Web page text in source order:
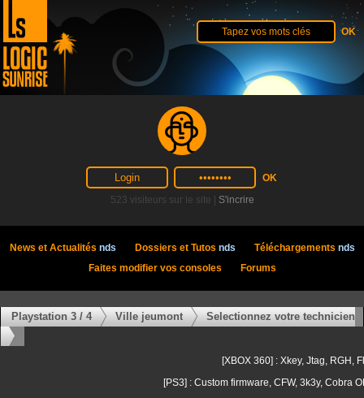
523 visiteurs sur le site | S'incrire
News et Actualités nds Dossiers et Tutos nds Téléchargements nds
Faites modifier vos consoles
Forums
Playstation 3 / 4 Ville jeumont Selectionnez votre technicien
[XBOX 360] : Xkey, Jtag, RGH,
[PS3] : Custom firmware, CFW, 3k3y, Cobra